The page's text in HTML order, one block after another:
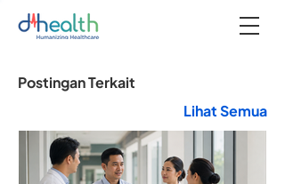
Postingan Terkait
Lihat Semua